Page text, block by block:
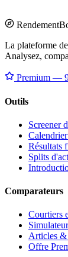
Rendement
La plateforme
Analysez,
Premium —
Outils
Screener
Résultats
Splits
Comparateurs
Courtiers
Articles &
Offre